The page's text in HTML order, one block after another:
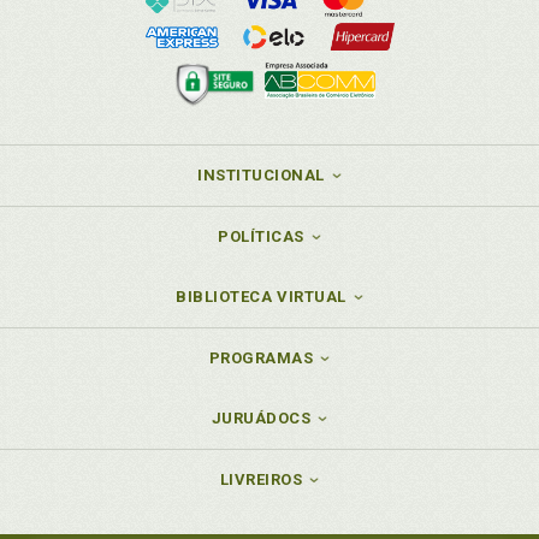
Nascituro. Adoção de nascituro e avaliação de
adotantes chilenos, p. 103
Necessidades e interesses do menor, p. 151
Paternidade. Pluriparentalidade e paternidade
Paternidade. Reconhecimento da paternidade ou da
maternidade, p. 25
Planificação. Programa de planificação e assistência
Pluriparentalidade e paternidade substituta em New
INSTITUCIONAL
POLÍTICAS
BIBLIOTECA VIRTUAL
PROGRAMAS
JURUÁDOCS
LIVREIROS